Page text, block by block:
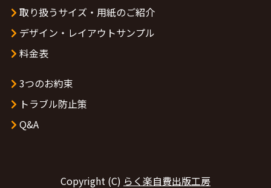
取り扱うサイズ・用紙のご紹介
デザイン・レイアウトサンプル
料金表
3つのお約束
トラブル防止策
Q&A
Copyright (C) らく楽自費出版工房